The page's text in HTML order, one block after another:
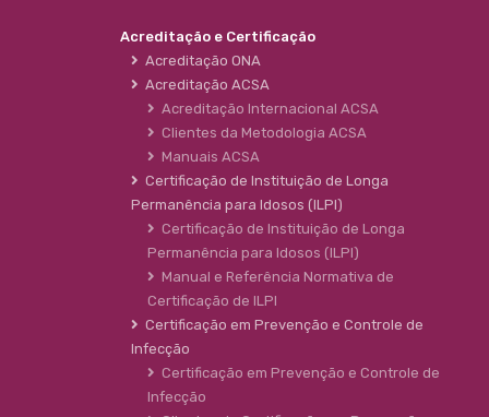
Acreditação e Certificação
Acreditação ONA
Acreditação ACSA
Acreditação Internacional ACSA
Clientes da Metodologia ACSA
Manuais ACSA
Certificação de Instituição de Longa
Permanência para Idosos (ILPI)
Certificação de Instituição de Longa
Permanência para Idosos (ILPI)
Manual e Referência Normativa de
Certificação de ILPI
Certificação em Prevenção e Controle de
Infecção
Certificação em Prevenção e Controle de
Infecção